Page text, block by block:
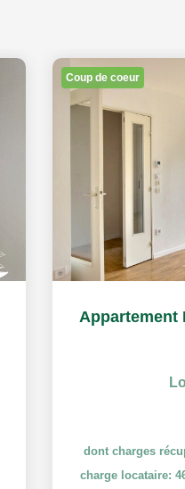
Coup de coeur
Appartement
dont charges
charge locataire: